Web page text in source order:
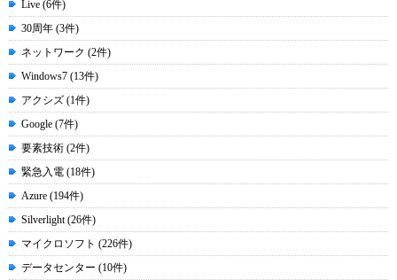
Live (6件)
30周年 (3件)
ネットワーク (2件)
Windows7 (13件)
アクシズ (1件)
Google (7件)
要素技術 (2件)
緊急入電 (18件)
Azure (194件)
Silverlight (26件)
マイクロソフト (226件)
データセンター (10件)